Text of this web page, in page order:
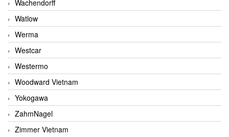
Wachendorff
Watlow
Werma
Westcar
Westermo
Woodward Vietnam
Yokogawa
ZahmNagel
Zimmer Vietnam